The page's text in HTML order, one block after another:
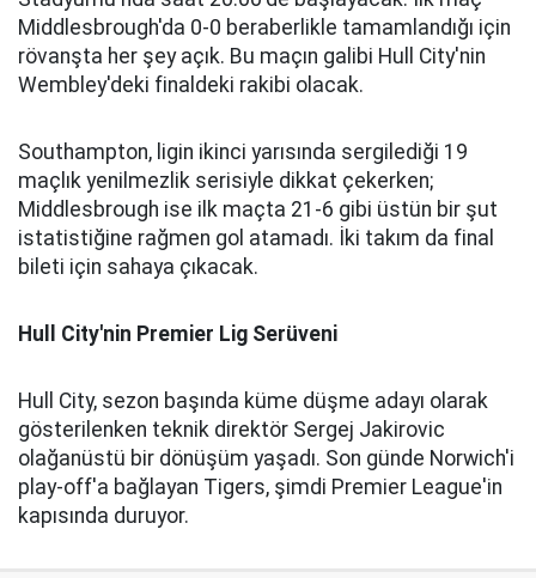
Middlesbrough'da 0-0 beraberlikle tamamlandığı için
rövanşta her şey açık. Bu maçın galibi Hull City'nin
Wembley'deki finaldeki rakibi olacak.
Southampton, ligin ikinci yarısında sergilediği 19
maçlık yenilmezlik serisiyle dikkat çekerken;
Middlesbrough ise ilk maçta 21-6 gibi üstün bir şut
istatistiğine rağmen gol atamadı. İki takım da final
bileti için sahaya çıkacak.
Hull City'nin Premier Lig Serüveni
Hull City, sezon başında küme düşme adayı olarak
gösterilenken teknik direktör Sergej Jakirovic
olağanüstü bir dönüşüm yaşadı. Son günde Norwich'i
play-off'a bağlayan Tigers, şimdi Premier League'in
kapısında duruyor.